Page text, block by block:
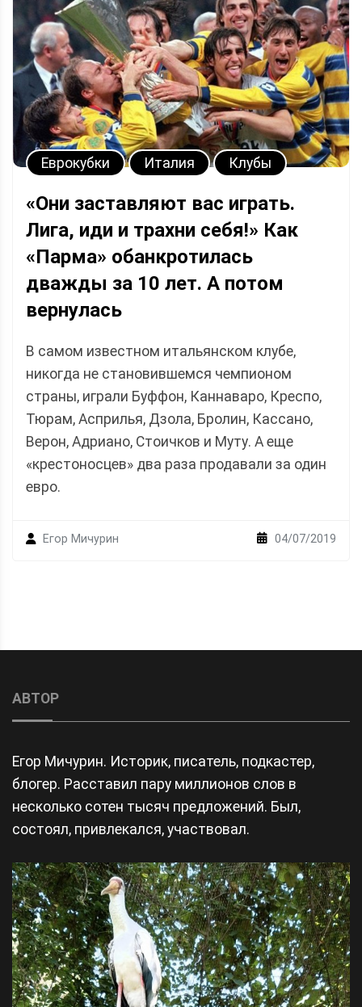
Еврокубки Италия Клубы
«Они заставляют вас играть.
Лига, иди и трахни себя!» Как
«Парма» обанкротилась
дважды за 10 лет. А потом
вернулась
В самом известном итальянском клубе,
никогда не становившемся чемпионом
страны, играли Буффон, Каннаваро, Креспо,
Тюрам, Асприлья, Дзола, Бролин, Кассано,
Верон, Адриано, Стоичков и Муту. А еще
«крестоносцев» два раза продавали за один
евро.
Егор Мичурин 04/07/2019
АВТОР
Егор Мичурин. Историк, писатель, подкастер,
блогер. Расставил пару миллионов слов в
несколько сотен тысяч предложений. Был,
состоял, привлекался, участвовал.